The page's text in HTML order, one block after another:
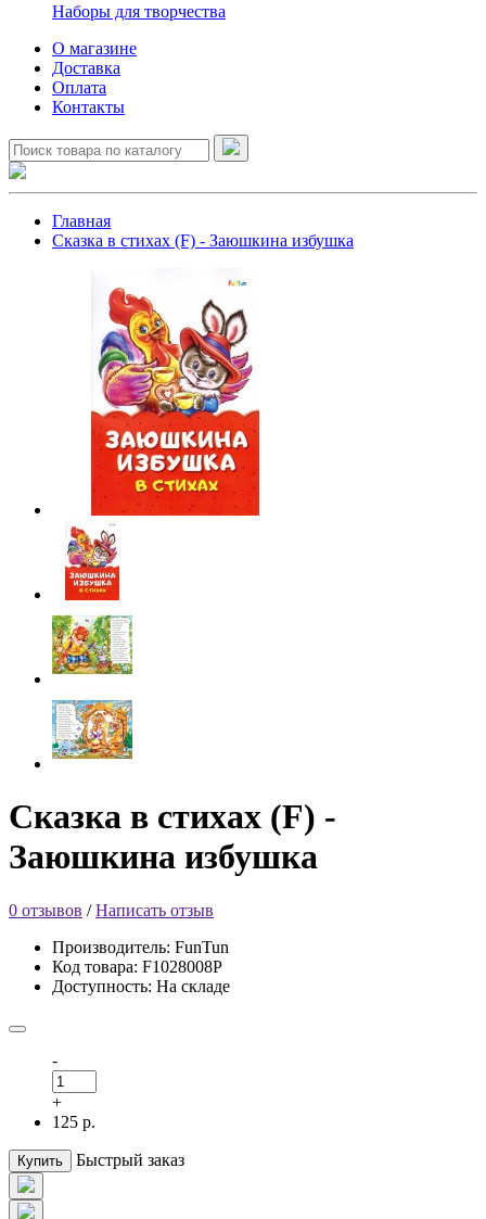
Наборы для творчества
О магазине
Доставка
Оплата
Контакты
Главная
Сказка в стихах (F) - Заюшкина избушка
Сказка в стихах (F) -
Заюшкина избушка
0 отзывов /Написать отзыв
Производитель: FunTun
Код товара: F1028008Р
Доступность: На складе
-
+
125 р.
Купить Быстрый заказ